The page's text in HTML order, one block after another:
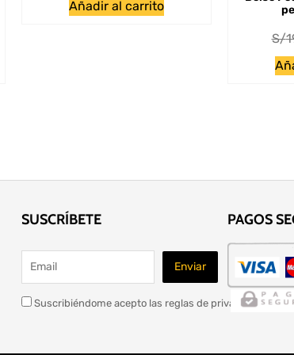
Añadir al carrito
S/
SUSCRÍBETE
Suscribiéndome acepto las reglas de privacidad de
PAGOS